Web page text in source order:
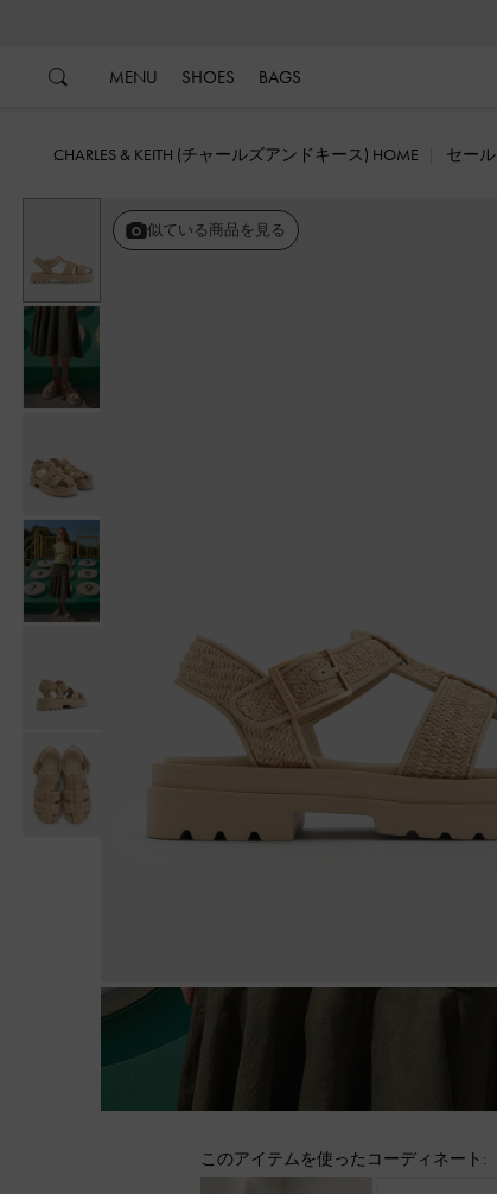
MENU SHOES BAGS
CHARLES & KEITH (チャールズアンドキース) HOME セール
似ている商品を見る
このアイテムを使ったコーディネート: